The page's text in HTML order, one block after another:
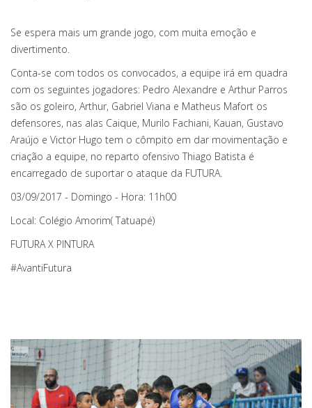
Se espera mais um grande jogo, com muita emoção e
divertimento.
Conta-se com todos os convocados, a equipe irá em quadra
com os seguintes jogadores: Pedro Alexandre e Arthur Parros
são os goleiro, Arthur, Gabriel Viana e Matheus Mafort os
defensores, nas alas Caique, Murilo Fachiani, Kauan, Gustavo
Araújo e Victor Hugo tem o cômpito em dar movimentação e
criação a equipe, no reparto ofensivo Thiago Batista é
encarregado de suportar o ataque da FUTURA.
03/09/2017 - Domingo - Hora: 11h00
Local: Colégio Amorim( Tatuapé)
FUTURA X PINTURA
#AvantiFutura